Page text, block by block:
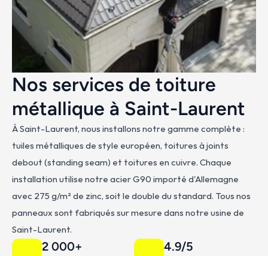
Nos services de toiture
métallique à Saint-Laurent
À Saint-Laurent, nous installons notre gamme complète :
tuiles métalliques de style européen, toitures à joints
debout (standing seam) et toitures en cuivre. Chaque
installation utilise notre acier G90 importé d'Allemagne
avec 275 g/m² de zinc, soit le double du standard. Tous nos
panneaux sont fabriqués sur mesure dans notre usine de
Saint-Laurent.
2 000+ 4.9/5